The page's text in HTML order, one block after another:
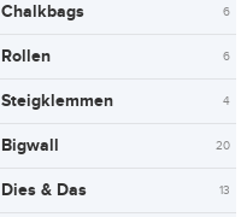
Chalkbags 6
Rollen 6
Steigklemmen 4
Bigwall 20
Dies & Das 13